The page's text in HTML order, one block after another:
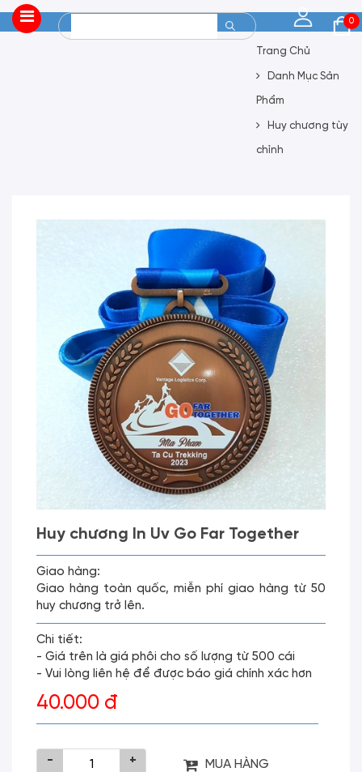
0
Trang Chủ
Danh Mục Sản
Phẩm
Huy chương tùy
chỉnh
Huy chương In Uv Go Far Together
Giao hàng:
Giao hàng toàn quốc, miễn phí giao hàng từ 50
huy chương trở lên.
Chi tiết:
- Giá trên là giá phôi cho số lượng từ 500 cái
- Vui lòng liên hệ để được báo giá chính xác hơn
40.000 đ
- + MUA HÀNG